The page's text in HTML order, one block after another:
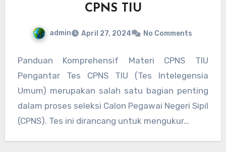
CPNS TIU
admin April 27, 2024 No Comments
Panduan Komprehensif Materi CPNS TIU
Pengantar Tes CPNS TIU (Tes Intelegensia
Umum) merupakan salah satu bagian penting
dalam proses seleksi Calon Pegawai Negeri Sipil
(CPNS). Tes ini dirancang untuk mengukur…